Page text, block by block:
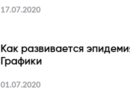
17.07.2020
Как развивается
Графики
01.07.2020